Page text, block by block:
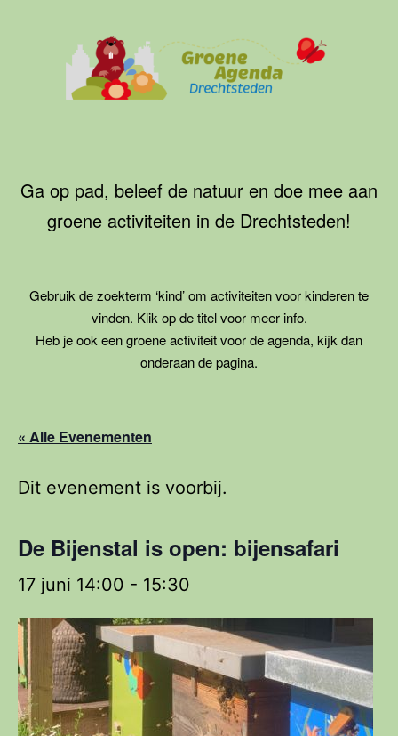
Drechtsteden
Ga op pad, beleef de natuur en doe mee aan
groene activiteiten in de Drechtsteden!
Gebruik de zoekterm ‘kind’ om activiteiten voor kinderen te
vinden. Klik op de titel voor meer info.
Heb je ook een groene activiteit voor de agenda, kijk dan
onderaan de pagina.
« Alle Evenementen
Dit evenement is voorbij.
De Bijenstal is open: bijensafari
17 juni 14:00 - 15:30